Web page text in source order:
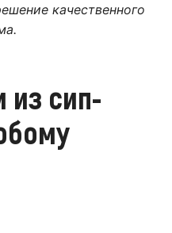
качественного
из сип-